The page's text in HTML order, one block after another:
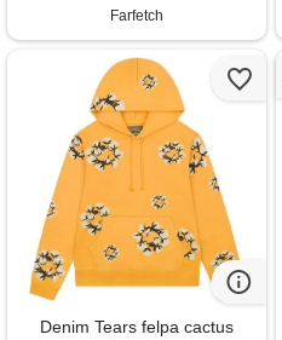
Farfetch
Denim Tears felpa cactus